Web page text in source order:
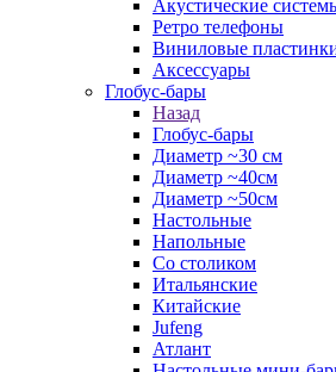
Акустические
Ретро телефоны
Виниловые
Аксессуары
Глобус-бары
Назад
Глобус-бары
Диаметр ~30 см
Диаметр ~40см
Диаметр ~50см
Настольные
Напольные
Со столиком
Итальянские
Китайские
Jufeng
Атлант